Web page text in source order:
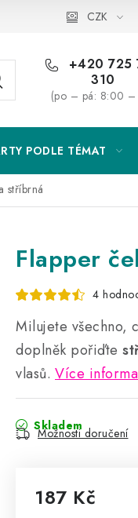
ObchodníCZK
+420 725
310
(po – pá: 8:00 –
PODLE TÉMAT
stříbrná
Flapper
4
Milujete všechno,
doplněk pořiďte
vlasů. Více
Skladem
Možnosti doručení
187 Kč